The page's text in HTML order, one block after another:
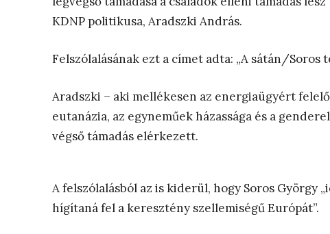
KDNP politikusa, Aradszki András.
Felszólalásának ezt a címet adta: „A sátán/
Aradszki – aki mellékesen az energiaügyért
eutanázia, az egyneműek házassága és a
végső támadás elérkezett.
A felszólalásból az is kiderül, hogy Soros György
hígítaná fel a keresztény szellemiségű Európát”.